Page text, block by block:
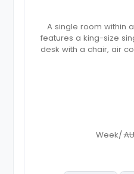
A single room within
features a king-size
desk with a chair, air
shared bathroom, a
/
Week